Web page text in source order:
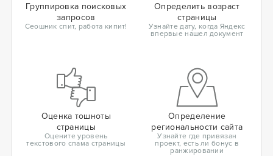
Группировка поисковых
запросов
Сеошник спит, работа кипит!
Определить возраст
страницы
Узнайте дату, когда Яндекс
впервые нашел документ
Оценка тошноты
страницы
Оцените уровень
текстового спама страницы
Определение
региональности сайта
Узнайте где привязан
проект, есть ли бонус в
ранжировании